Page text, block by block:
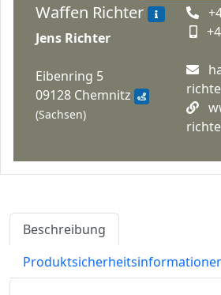
Waffen Richter
Jens Richter
Eibenring 5
09128 Chemnitz
(Sachsen)
Beschreibung